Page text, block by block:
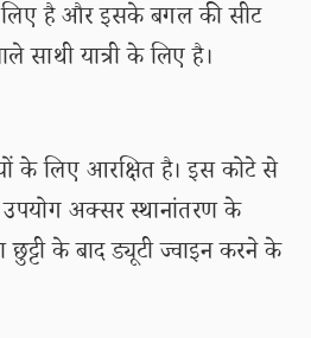
है और इसके बगल की सीट
साथी यात्री के लिए है।
के लिए आरक्षित है। इस कोटे से
अक्सर स्थानांतरण के
के बाद ड्यूटी ज्वाइन करने के